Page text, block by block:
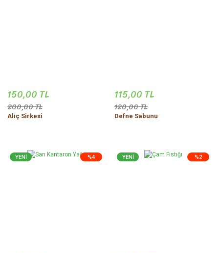
150,00 TL
200,00 TL
Alıç Sirkesi
115,00 TL
120,00 TL
Defne Sabunu
%4
YENİ %2
YENİ